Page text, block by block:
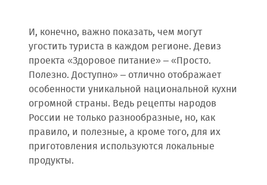
И, конечно, важно показать, чем могут
угостить туриста в каждом регионе. Девиз
проекта «Здоровое питание» – «Просто.
Полезно. Доступно» – отлично отображает
особенности уникальной национальной кухни
огромной страны. Ведь рецепты народов
России не только разнообразные, но, как
правило, и полезные, а кроме того, для их
приготовления используются локальные
продукты.